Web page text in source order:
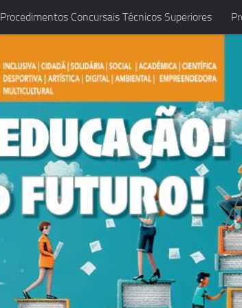
Procedimentos Concursais Técnicos Superiores